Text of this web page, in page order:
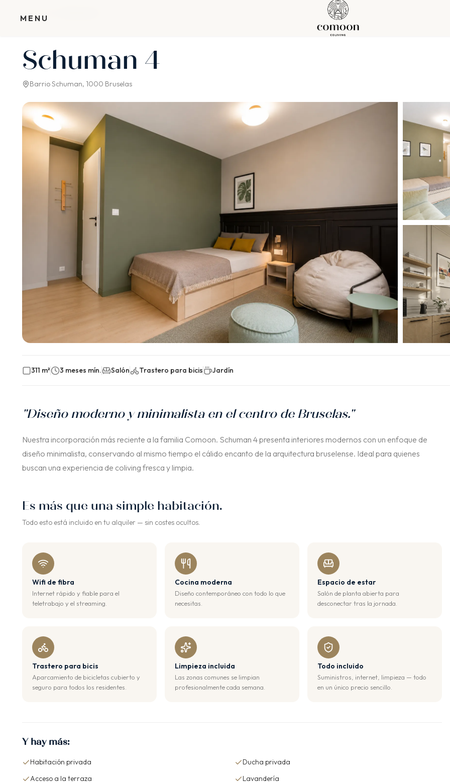
MENU
Schuman 4
Barrio Schuman, 1000 Bruselas
311 m² 3 meses mín. Salón Trastero para bicis Jardín
"Diseño moderno y minimalista en el centro de Bruselas."
Nuestra incorporación más reciente a la familia Comoon. Schuman 4 presenta interiores modernos con un enfoque de
diseño minimalista, conservando al mismo tiempo el cálido encanto de la arquitectura bruselense. Ideal para quienes
buscan una experiencia de coliving fresca y limpia.
Es más que una simple habitación.
Todo esto está incluido en tu alquiler — sin costes ocultos.
Wifi de fibra
Internet rápido y fiable para el
teletrabajo y el streaming.
Cocina moderna
Diseño contemporáneo con todo lo que
necesitas.
Espacio de estar
Salón de planta abierta para
desconectar tras la jornada.
Trastero para bicis
Aparcamiento de bicicletas cubierto y
seguro para todos los residentes.
Limpieza incluida
Las zonas comunes se limpian
profesionalmente cada semana.
Todo incluido
Suministros, internet, limpieza — todo
en un único precio sencillo.
Y hay más:
Habitación privada
Ducha privada
Acceso a la terraza
Lavandería